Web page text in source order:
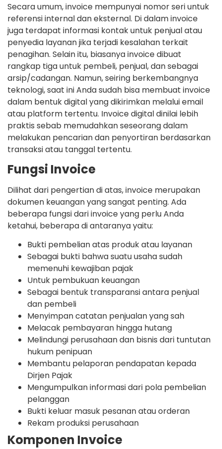
Secara umum, invoice mempunyai nomor seri untuk
referensi internal dan eksternal. Di dalam invoice
juga terdapat informasi kontak untuk penjual atau
penyedia layanan jika terjadi kesalahan terkait
penagihan. Selain itu, biasanya invoice dibuat
rangkap tiga untuk pembeli, penjual, dan sebagai
arsip/cadangan. Namun, seiring berkembangnya
teknologi, saat ini Anda sudah bisa membuat invoice
dalam bentuk digital yang dikirimkan melalui email
atau platform tertentu. Invoice digital dinilai lebih
praktis sebab memudahkan seseorang dalam
melakukan pencarian dan penyortiran berdasarkan
transaksi atau tanggal tertentu.
Fungsi Invoice
Dilihat dari pengertian di atas, invoice merupakan
dokumen keuangan yang sangat penting. Ada
beberapa fungsi dari invoice yang perlu Anda
ketahui, beberapa di antaranya yaitu:
Bukti pembelian atas produk atau layanan
Sebagai bukti bahwa suatu usaha sudah
memenuhi kewajiban pajak
Untuk pembukuan keuangan
Sebagai bentuk transparansi antara penjual
dan pembeli
Menyimpan catatan penjualan yang sah
Melacak pembayaran hingga hutang
Melindungi perusahaan dan bisnis dari tuntutan
hukum penipuan
Membantu pelaporan pendapatan kepada
Dirjen Pajak
Mengumpulkan informasi dari pola pembelian
pelanggan
Bukti keluar masuk pesanan atau orderan
Rekam produksi perusahaan
Komponen Invoice